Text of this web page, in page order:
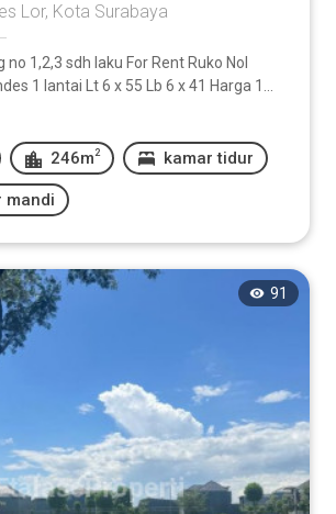
Lor, Kota Surabaya
no 1,2,3 sdh laku For Rent Ruko Nol
1 lantai Lt 6 x 55 Lb 6 x 41 Harga 1...
246m 2 kamar tidur
mandi
91